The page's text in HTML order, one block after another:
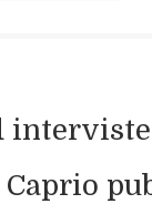
Caprio